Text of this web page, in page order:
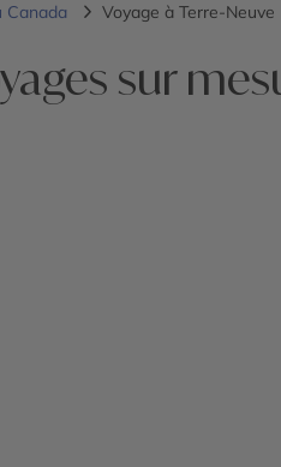
Canada Voyage à Terre-Neuve
sur